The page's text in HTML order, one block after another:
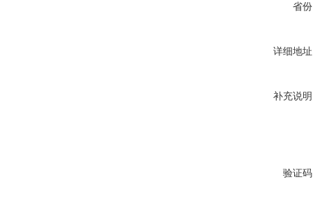
省
详细地
补充说
验证